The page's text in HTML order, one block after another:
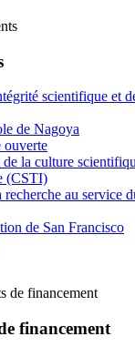
scientifique et
de Nagoya
ouverte
la culture
(CSTI)
recherche au service
de San Francisco
de financement
financement